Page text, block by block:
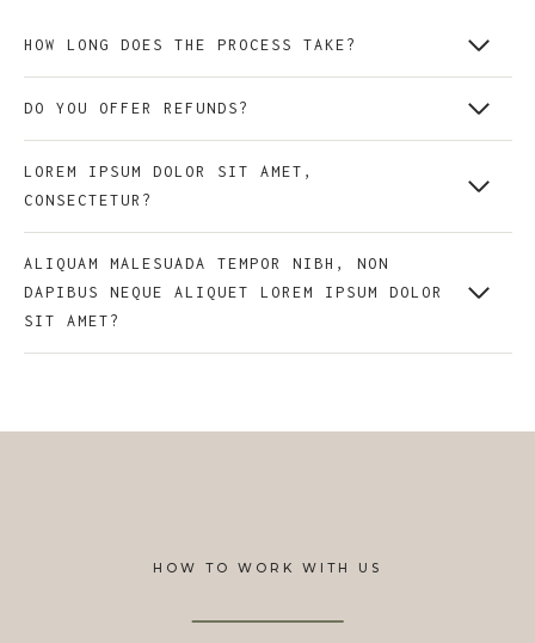
HOW LONG DOES THE PROCESS TAKE?
DO YOU OFFER REFUNDS?
LOREM IPSUM DOLOR SIT AMET,
CONSECTETUR?
ALIQUAM MALESUADA TEMPOR NIBH, NON
DAPIBUS NEQUE ALIQUET LOREM IPSUM DOLOR
SIT AMET?
HOW TO WORK WITH US